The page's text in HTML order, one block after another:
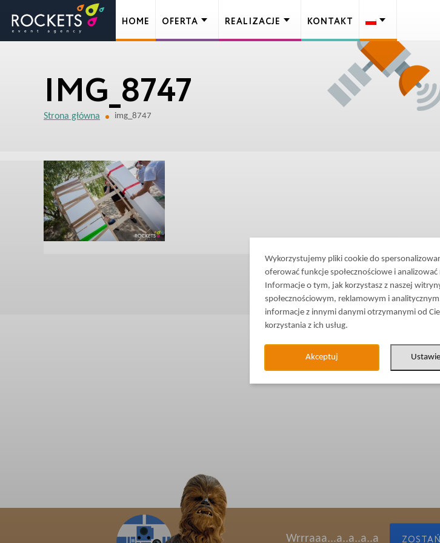
IMG_8747
Strona główna img_8747
Wrrraaa...a..a..a..a
HOME OFERTA REALIZACJE KONTAKT
Wykorzystujemy pliki cookie do
oferować funkcje społecznościowe i
Informacje o tym, jak korzystasz z naszej
społecznościowym, reklamowym i
informacje z innymi danymi otrzymanymi od
korzystania z ich usług.
Akceptuj